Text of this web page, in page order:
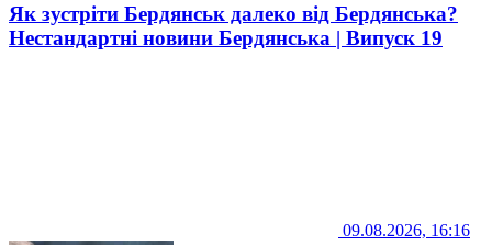
Як зустріти Бердянськ далеко від Бердянська?
Нестандартні новини Бердянська | Випуск 19
09.08.2026, 16:16